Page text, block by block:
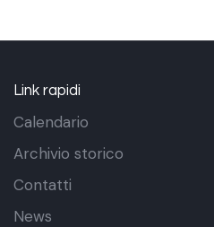
Link rapidi
Calendario
Archivio storico
Contatti
News